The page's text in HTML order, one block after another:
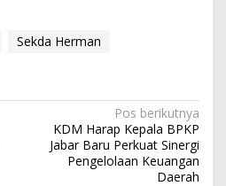
Sekda Herman
Pos berikutnya
KDM Harap Kepala BPKP
Jabar Baru Perkuat Sinergi
Pengelolaan Keuangan
Daerah